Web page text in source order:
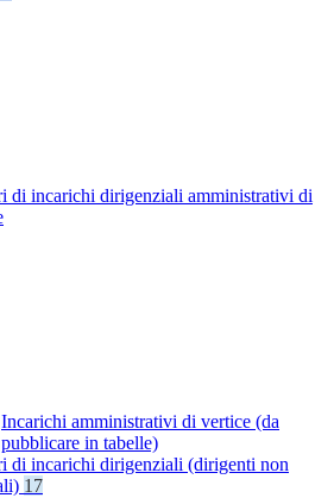
di incarichi dirigenziali amministrativi di
Incarichi amministrativi di vertice (da
pubblicare in tabelle)
di incarichi dirigenziali (dirigenti non
17